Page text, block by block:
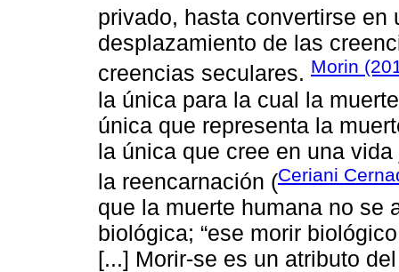
privado, hasta convertirse en
desplazamiento de las
creencias seculares. Morin
la única para la cual la
única que representa la
la única que cree en una vida
la reencarnación (Ceriani
que la muerte humana no se
biológica; “ese morir
[...] Morir-se es un atributo